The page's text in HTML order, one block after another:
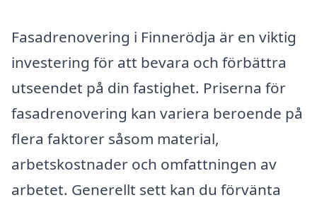
Fasadrenovering i Finnerödja är en viktig
investering för att bevara och förbättra
utseendet på din fastighet. Priserna för
fasadrenovering kan variera beroende på
flera faktorer såsom material,
arbetskostnader och omfattningen av
arbetet. Generellt sett kan du förvänta